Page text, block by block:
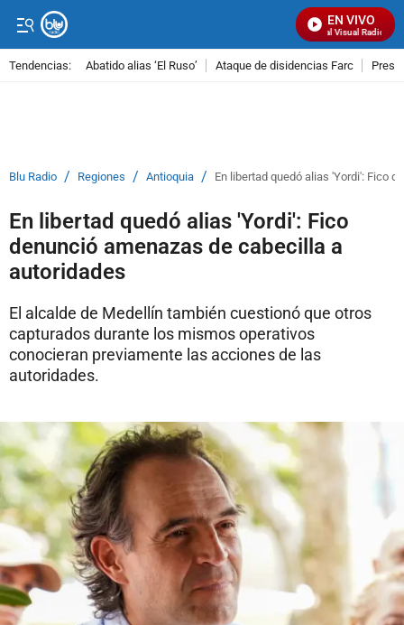
EN VIVO
Señal Visual Radio
Tendencias: Abatido alias ‘El Ruso’ Ataque de disidencias Farc
Blu Radio / Regiones / Antioquia / En libertad quedó alias 'Yordi': Fico
En libertad quedó alias 'Yordi': Fico
denunció amenazas de cabecilla a
autoridades
El alcalde de Medellín también cuestionó que otros
capturados durante los mismos operativos
conocieran previamente las acciones de las
autoridades.